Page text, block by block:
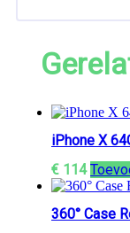
iPhone X
€ 114
360° Case